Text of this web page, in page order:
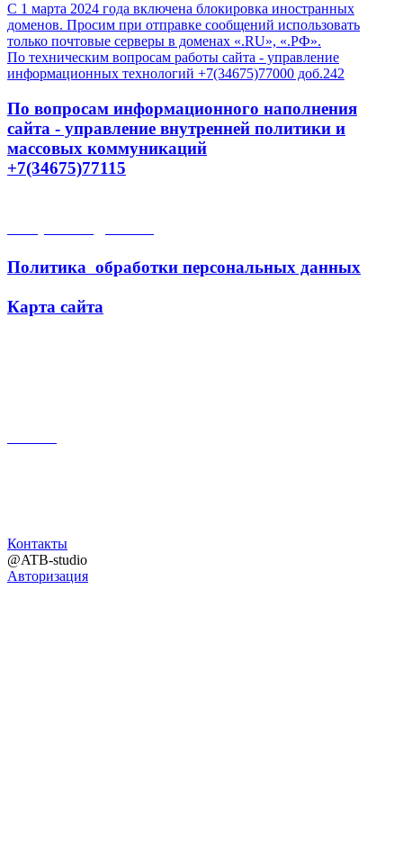
С 1 марта 2024 года включена блокировка иностранных
доменов. Просим при отправке сообщений использовать
только почтовые серверы в доменах «.RU», «.РФ».
По техническим вопросам работы сайта - управление
информационных технологий +7(34675)77000 доб.242
По вопросам информационного наполнения
сайта - управление внутренней политики и
массовых коммуникаций
+7(34675)77115
Политика обработки персональных данных
Карта сайта
Контакты
@ATB-studio
Авторизация